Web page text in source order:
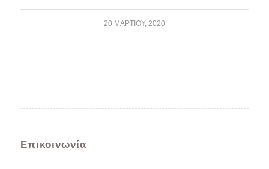
20 ΜΑΡΤΊΟΥ, 2020
Επικοινωνία